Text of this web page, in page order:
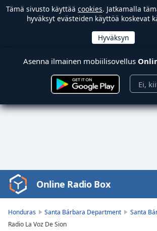
Tämä sivusto käyttää cookies. Jatkamalla
hyväksyt evästeiden käyttöä koskevat
Asenna ilmainen mobiilisovellus
Ei,
Video
Player
loading.
Online Radio Box
Honduras Santa Bárbara Department
Santa
Radio La Voz De Sion